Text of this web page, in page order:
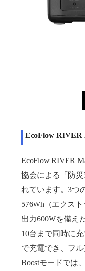
EcoFlow RIVER
EcoFlow RIVER
協会による「防
れています。3つ
576Wh（エクス
出力600Wを備え
10台まで同時に
で充電でき、フ
Boostモードでは